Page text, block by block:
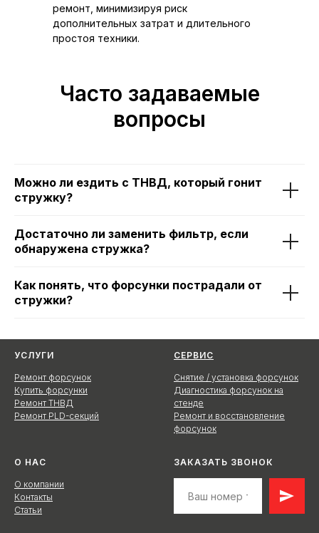
ремонт, минимизируя риск
дополнительных затрат и длительного
простоя техники.
Часто задаваемые
вопросы
Можно ли ездить с ТНВД, который гонит
стружку?
Достаточно ли заменить фильтр, если
обнаружена стружка?
Как понять, что форсунки пострадали от
стружки?
УСЛУГИ
Ремонт форсунок
Купить форсунки
Ремонт ТНВД
Ремонт PLD-секций
СЕРВИС
Снятие / установка форсунок
Диагностика форсунок на
стенде
Ремонт и восстановление
форсунок
О НАС
О компании
Контакты
Статьи
ЗАКАЗАТЬ ЗВОНОК